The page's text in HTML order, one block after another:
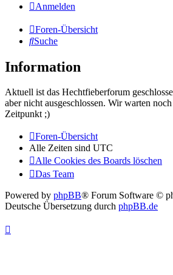
Anmelden
Foren-Übersicht
Suche
Information
Aktuell ist das Hechtfieberforum
aber nicht ausgeschlossen. Wir warten
Zeitpunkt ;)
Foren-Übersicht
Alle Zeiten sind UTC
Alle Cookies des Boards löschen
Das Team
Powered by phpBB® Forum Software ©
Deutsche Übersetzung durch phpBB.de